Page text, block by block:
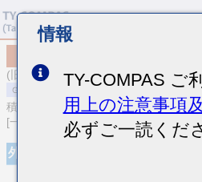
(旧品番 EMK042CK1R3BD-W)
積層セラミックコンデンサ
[一般用 積層セラミックコンデンサ (温
外観
情報
TY-COMPAS ご
用上の注意事項
必ずご一読くだ